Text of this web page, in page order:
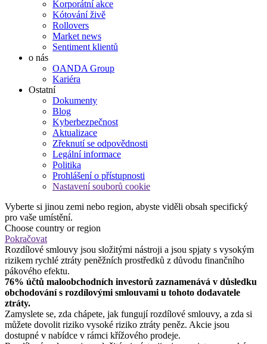
Korporátní akce
Kótování živě
Rollovers
Market news
Sentiment klientů
o nás
OANDA Group
Kariéra
Ostatní
Dokumenty
Blog
Kyberbezpečnost
Aktualizace
Zřeknutí se odpovědnosti
Legální informace
Politika
Prohlášení o přístupnosti
Nastavení souborů cookie
Vyberte si jinou zemi nebo region, abyste viděli obsah specifický
pro vaše umístění.
Choose country or region
Pokračovat
Rozdílové smlouvy jsou složitými nástroji a jsou spjaty s vysokým
rizikem rychlé ztráty peněžních prostředků z důvodu finančního
pákového efektu.
76% účtů maloobchodních investorů zaznamenává v důsledku
obchodování s rozdílovými smlouvami u tohoto dodavatele
ztráty.
Zamyslete se, zda chápete, jak fungují rozdílové smlouvy, a zda si
můžete dovolit riziko vysoké riziko ztráty peněz. Akcie jsou
dostupné v nabídce v rámci křížového prodeje.